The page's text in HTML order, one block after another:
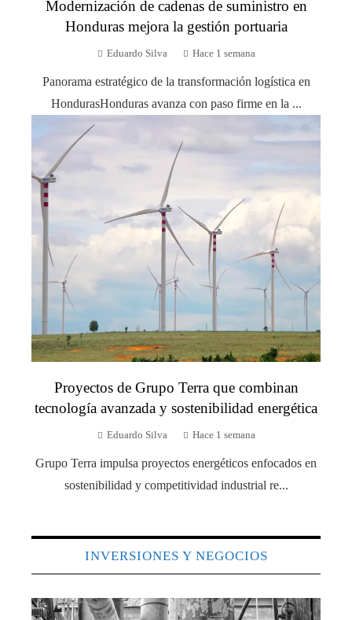
Modernización de cadenas de suministro en
Honduras mejora la gestión portuaria
Eduardo Silva Hace 1 semana
Panorama estratégico de la transformación logística en
HondurasHonduras avanza con paso firme en la ...
Proyectos de Grupo Terra que combinan
tecnología avanzada y sostenibilidad energética
Eduardo Silva Hace 1 semana
Grupo Terra impulsa proyectos energéticos enfocados en
sostenibilidad y competitividad industrial re...
INVERSIONES Y NEGOCIOS